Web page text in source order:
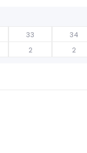
33 34
2 2